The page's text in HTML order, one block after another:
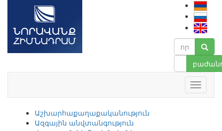
Աշխարհաքաղաքականություն
Ազգային անվտանգություն